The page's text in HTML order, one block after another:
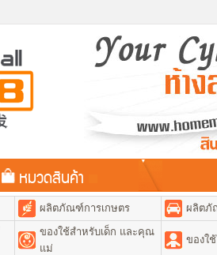
หมวดสินค้า
ผลิตภัณฑ์การเกษตร
ผลิตภั
ของใช้สำหรับเด็ก และคุณ
แม่
ของใ